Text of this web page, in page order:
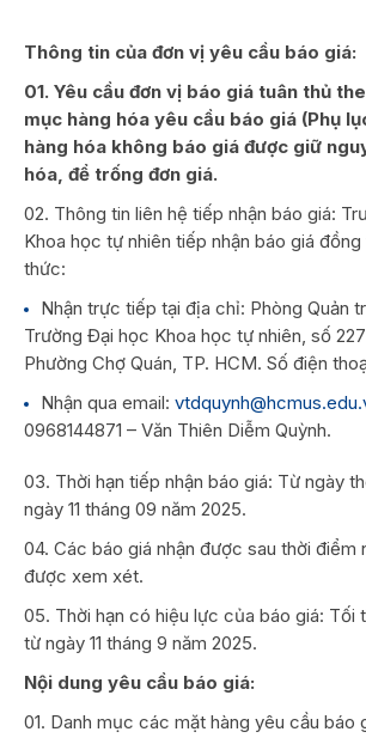
Thông tin của đơn vị yêu cầu báo giá:
01. Yêu cầu đơn vị báo giá tuân thủ
mục hàng hóa yêu cầu báo giá (Phụ
hàng hóa không báo giá được giữ
hóa, để trống đơn giá.
02. Thông tin liên hệ tiếp nhận báo giá:
Khoa học tự nhiên tiếp nhận báo giá
thức:
Nhận trực tiếp tại địa chỉ: Phòng Quản
Trường Đại học Khoa học tự nhiên, số
Phường Chợ Quán, TP. HCM. Số điện
Nhận qua email:
0968144871 – Văn Thiên Diễm Quỳnh.
03. Thời hạn tiếp nhận báo giá: Từ ngày
ngày 11 tháng 09 năm 2025.
04. Các báo giá nhận được sau thời điểm
được xem xét.
05. Thời hạn có hiệu lực của báo giá: Tối
từ ngày 11 tháng 9 năm 2025.
Nội dung yêu cầu báo giá:
01. Danh mục các mặt hàng yêu cầu báo